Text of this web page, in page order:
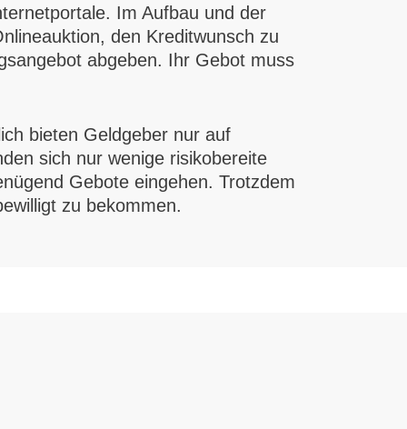
Im Aufbau und der
den Kreditwunsch zu
abgeben. Ihr Gebot muss
bieten Geldgeber nur auf
sich nur wenige risikobereite
Gebote eingehen. Trotzdem
zu bekommen.